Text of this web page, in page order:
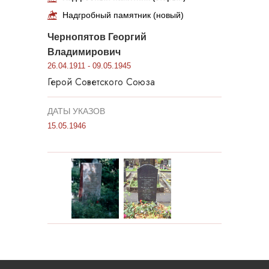
Надгробный памятник (новый)
Чернопятов Георгий
Владимирович
26.04.1911 - 09.05.1945
Герой Советского Союза
ДАТЫ УКАЗОВ
15.05.1946